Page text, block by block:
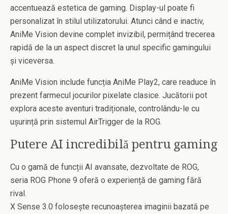
accentuează estetica de gaming. Display-ul poate fi
personalizat în stilul utilizatorului. Atunci când e inactiv,
AniMe Vision devine complet invizibil, permițând trecerea
rapidă de la un aspect discret la unul specific gamingului
și viceversa.
AniMe Vision include funcția AniMe Play2, care readuce în
prezent farmecul jocurilor pixelate clasice. Jucătorii pot
explora aceste aventuri tradiționale, controlându-le cu
ușurință prin sistemul AirTrigger de la ROG.
Putere AI incredibilă pentru gaming
Cu o gamă de funcții AI avansate, dezvoltate de ROG,
seria ROG Phone 9 oferă o experiență de gaming fără
rival.
X Sense 3.0 folosește recunoașterea imaginii bazată pe